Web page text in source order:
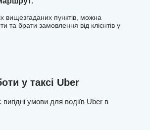
вищезгаданих пунктів, можна
та брати замовлення від клієнтів у
у таксі Uber
умови для водіїв Uber в